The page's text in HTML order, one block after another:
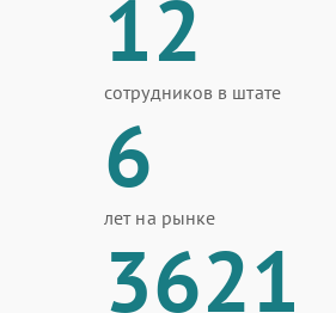
12
сотрудников в штате
6
лет на рынке
3621